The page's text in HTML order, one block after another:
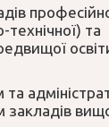
технічної) та
закладів